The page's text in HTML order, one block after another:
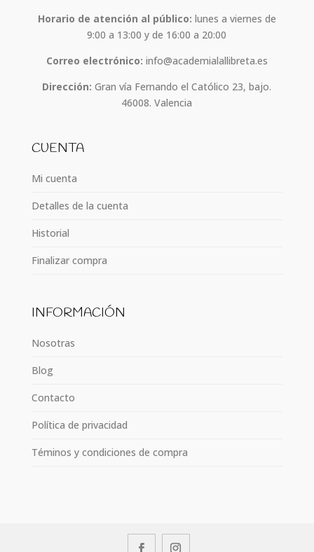
Horario de atención al público: lunes a viernes de
9:00 a 13:00 y de 16:00 a 20:00
Correo electrónico: info@academialallibreta.es
Dirección: Gran vía Fernando el Católico 23, bajo.
46008. Valencia
CUENTA
Mi cuenta
Detalles de la cuenta
Historial
Finalizar compra
INFORMACIÓN
Nosotras
Blog
Contacto
Política de privacidad
Téminos y condiciones de compra